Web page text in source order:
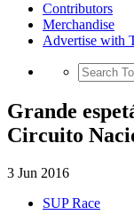
Contributors
Merchandise
Advertise with
Grande
Circuito
3 Jun 2016
SUP Race